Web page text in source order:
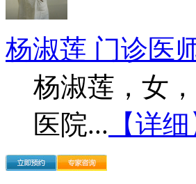
杨淑莲 门诊医
杨淑莲，女
医院... 【详细